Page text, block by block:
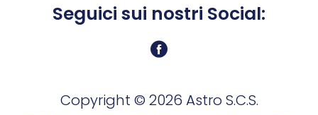
Seguici sui nostri Social:
Copyright © 2026 Astro S.C.S.